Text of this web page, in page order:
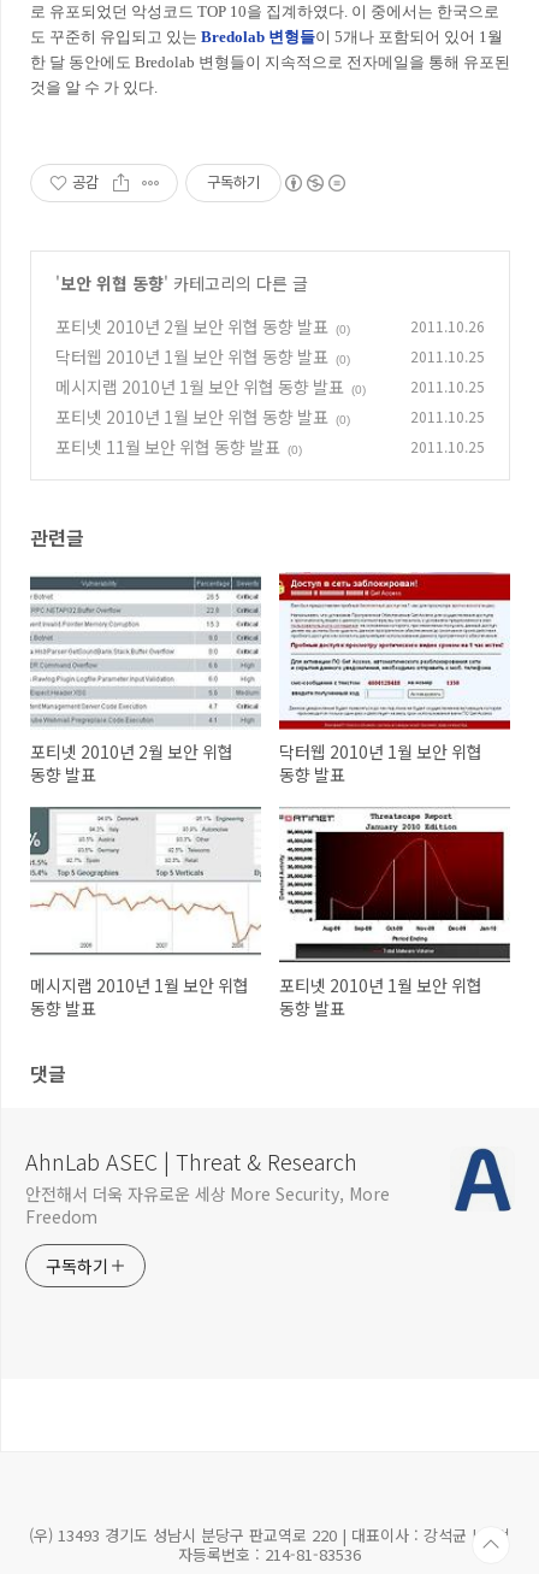
로 유포되었던 악성코드 TOP 10을 집계하였다. 이 중에서는 한국으로
도 꾸준히 유입되고 있는 Bredolab 변형들이 5개나 포함되어 있어 1월
한 달 동안에도 Bredolab 변형들이 지속적으로 전자메일을 통해 유포된
것을 알 수 가 있다.
공감 구독하기
'보안 위협 동향' 카테고리의 다른 글
포티넷 2010년 2월 보안 위협 동향 발표
(0) 2011.10.26
닥터웹 2010년 1월 보안 위협 동향 발표 (0) 2011.10.25
메시지랩 2010년 1월 보안 위협 동향 발표 (0) 2011.10.25
포티넷 2010년 1월 보안 위협 동향 발표 (0) 2011.10.25
포티넷 11월 보안 위협 동향 발표 (0) 2011.10.25
관련글
포티넷 2010년 2월 보안 위협
동향 발표
닥터웹 2010년 1월 보안 위협
동향 발표
메시지랩 2010년 1월 보안 위협
동향 발표
포티넷 2010년 1월 보안 위협
동향 발표
댓글
AhnLab ASEC | Threat & Research
안전해서 더욱 자유로운 세상 More Security, More
Freedom
구독하기
(우) 13493 경기도 성남시 분당구 판교역로 220 | 대표이사 : 강석균 | 사업
자등록번호 : 214-81-83536